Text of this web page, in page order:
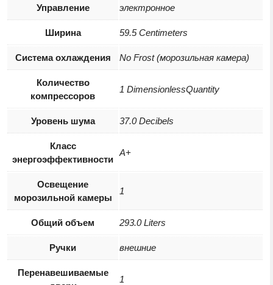
Управление электронное
Ширина 59.5 Centimeters
Система охлаждения No Frost (морозильная камера)
Количество
компрессоров
1 DimensionlessQuantity
Уровень шума 37.0 Decibels
Класс
энергоэффективности
A+
Освещение
морозильной камеры
1
Общий объем 293.0 Liters
Ручки внешние
Перенавешиваемые
1